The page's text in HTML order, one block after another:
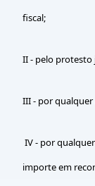
fiscal;
II - pelo protesto
III - por
IV - por
importe em